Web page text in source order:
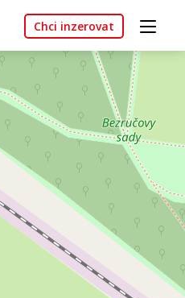
Chci inzerovat